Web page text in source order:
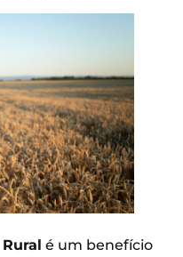
é um benefício